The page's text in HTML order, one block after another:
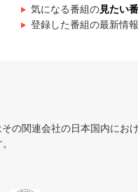
気になる番組の見たい
登録した番組の最新情
の関連会社の日本国内にお